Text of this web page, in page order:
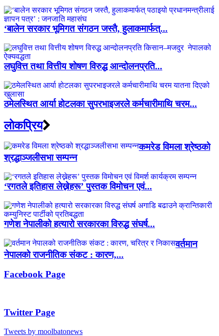
‘बालेन सरकार भूमिगत संगठन जस्तै, हुलाकमार्फत्...
लघुवित्त तथा वित्तीय शोषण विरुद्ध आन्दोलनप्रति...
ठमेलस्थित आर्या होटलका सुपरभाइजरले कर्मचारीमाथि चरम...
लाेकप्रिय
कमरेड विमला श्रेष्ठको
श्रद्धाञ्जलीसभा सम्पन्न
‘रगतले इतिहास लेख्नेहरू’ पुस्तक विमोचन एवं...
गणेश नेपालीको हत्यारो सरकारका विरुद्ध संघर्ष...
वर्तमान
नेपालको राजनीतिक संकट : कारण,...
Facebook Page
Twitter Page
Tweets by moolbatonews